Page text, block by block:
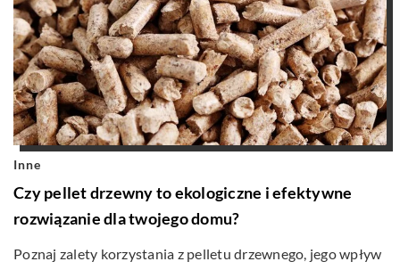
Inne
Czy pellet drzewny to ekologiczne i efektywne
rozwiązanie dla twojego domu?
Poznaj zalety korzystania z pelletu drzewnego, jego wpływ